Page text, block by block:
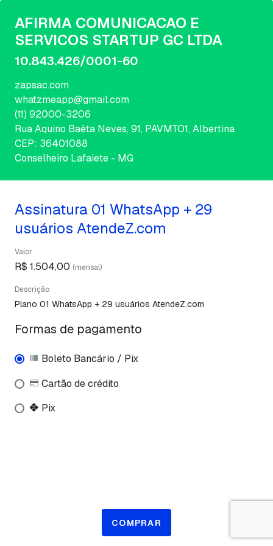
AFIRMA COMUNICACAO E
SERVICOS STARTUP GC LTDA
10.843.426/0001-60
zapsac.com
whatzmeapp@gmail.com
(11) 92000-3206
Rua Aquino Baêta Neves, 91, PAVMTO1, Albertina
CEP: 36401088
Conselheiro Lafaiete - MG
Assinatura 01 WhatsApp + 29
usuários AtendeZ.com
Valor
R$ 1.504,00 (mensal)
Descrição
Plano 01 WhatsApp + 29 usuários AtendeZ.com
Formas de pagamento
Boleto Bancário / Pix
Cartão de crédito
Pix
COMPRAR